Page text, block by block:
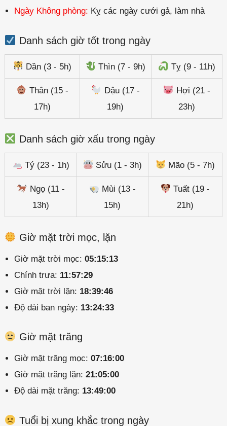
Ngày Không phòng: Kỵ các ngày cưới gả, làm nhà
Danh sách giờ tốt trong ngày
Dần (3 - 5h) Thìn (7 - 9h) Tỵ (9 - 11h)
Thân (15 -
17h)
Dậu (17 -
19h)
Hợi (21 -
23h)
Danh sách giờ xấu trong ngày
Tý (23 - 1h) Sửu (1 - 3h) Mão (5 - 7h)
Ngọ (11 -
13h)
Mùi (13 -
15h)
Tuất (19 -
21h)
Giờ mặt trời mọc, lặn
Giờ mặt trời mọc: 05:15:13
Chính trưa: 11:57:29
Giờ mặt trời lặn: 18:39:46
Độ dài ban ngày: 13:24:33
Giờ mặt trăng
Giờ mặt trăng mọc: 07:16:00
Giờ mặt trăng lặn: 21:05:00
Độ dài mặt trăng: 13:49:00
Tuổi bị xung khắc trong ngày